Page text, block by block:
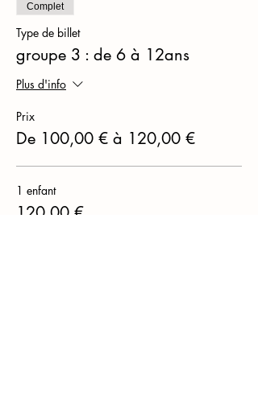
Complet
Type de billet
groupe 3 : de 6 à 12ans
Plus d'info
Prix
De 100,00 € à 120,00 €
1 enfant
120,00 €